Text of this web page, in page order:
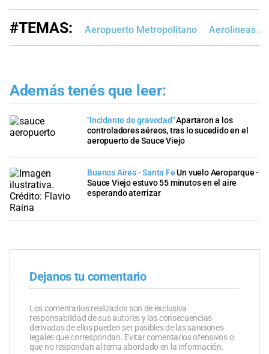
#TEMAS: Aeropuerto Metropolitano Aerolíneas
Además tenés que leer:
"Incidente de gravedad"Apartaron a los
controladores aéreos, tras lo sucedido en el
aeropuerto de Sauce Viejo
Buenos Aires - Santa Fe Un vuelo Aeroparque -
Sauce Viejo estuvo 55 minutos en el aire
esperando aterrizar
Dejanos tu comentario
Los comentarios realizados son de exclusiva
responsabilidad de sus autores y las consecuencias
derivadas de ellos pueden ser pasibles de las sanciones
legales que correspondan. Evitar comentarios ofensivos o
que no respondan al tema abordado en la información.